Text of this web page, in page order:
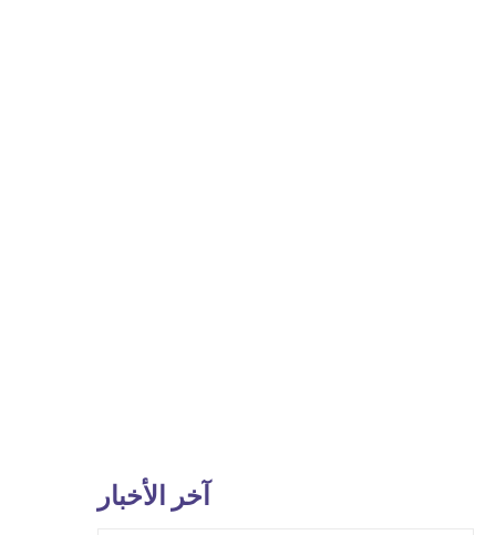
آخر الأخبار